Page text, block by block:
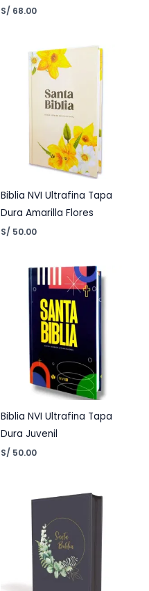
S/ 68.00
Biblia NVI Ultrafina Tapa
Dura Amarilla Flores
S/ 50.00
Biblia NVI Ultrafina Tapa
Dura Juvenil
S/ 50.00